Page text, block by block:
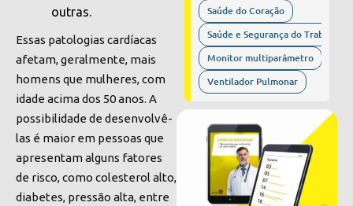
outras.
Essas patologias cardíacas
afetam, geralmente, mais
homens que mulheres, com
idade acima dos 50 anos. A
possibilidade de desenvolvê-
las é maior em pessoas que
apresentam alguns fatores
de risco, como colesterol alto,
diabetes, pressão alta, entre
Saúde do Coração
Saúde e Segurança do Trabalho
Monitor multiparâmetro
Ventilador Pulmonar